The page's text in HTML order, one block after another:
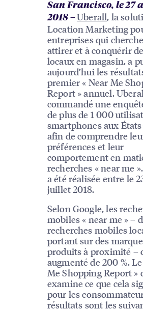
San Francisco, le 27
2018 –Uberall, la
Location Marketing
entreprises qui
attirer et à conquérir
locaux en magasin, a
aujourd’hui les
premier « Near Me
Report » annuel.
commandé une
de plus de 1 000
smartphones aux
afin de comprendre
préférences et leur
comportement en
recherches « near me ».
a été réalisée entre le
juillet 2018.
Selon Google, les
mobiles « near me » –
recherches mobiles
portant sur des
produits à proximité –
augmenté de 200 %.
Me Shopping Report »
examine ce que cela
pour les
résultats sont les